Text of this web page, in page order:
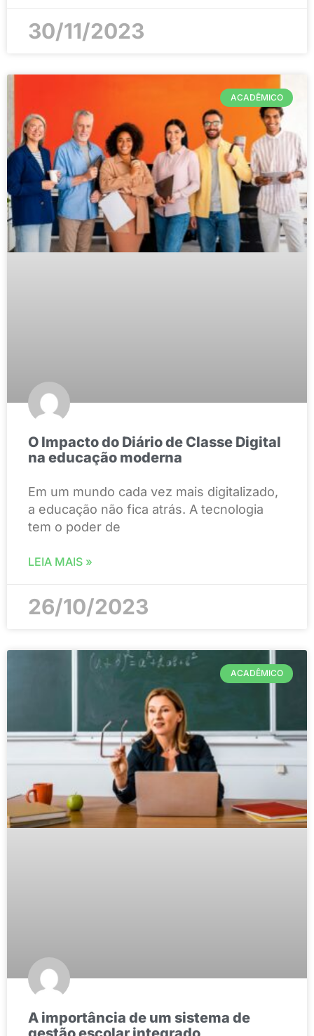
30/11/2023
ACADÊMICO
O Impacto do Diário de Classe Digital
na educação moderna
Em um mundo cada vez mais digitalizado,
a educação não fica atrás. A tecnologia
tem o poder de
LEIA MAIS »
26/10/2023
ACADÊMICO
A importância de um sistema de